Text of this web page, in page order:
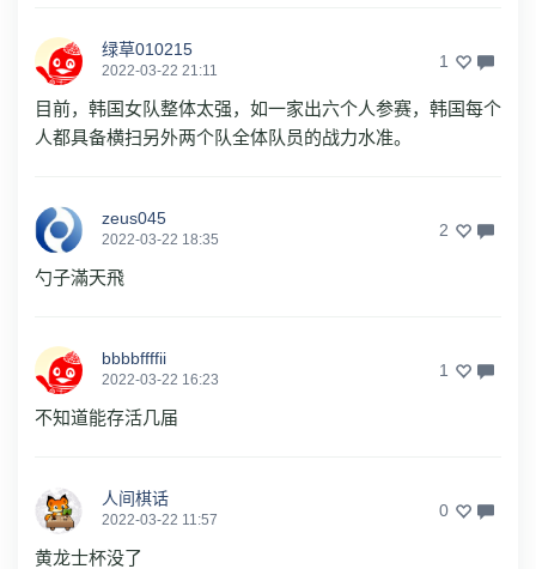
绿草010215
2022-03-22 21:11 1
目前，韩国女队整体太强，如一家出六个人参赛，韩国每个
人都具备横扫另外两个队全体队员的战力水准。
zeus045
2022-03-22 18:35 2
勺子滿天飛
bbbbffffii
2022-03-22 16:23 1
不知道能存活几届
人间棋话
2022-03-22 11:57 0
黄龙士杯没了